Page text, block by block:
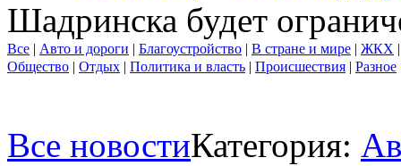
Шадринска будет
Все | Авто и дороги | Благоустройство | В стране и мире | ЖКХ
Общество | Отдых | Политика и власть | Происшествия | Разное
Все новостиКатегория: